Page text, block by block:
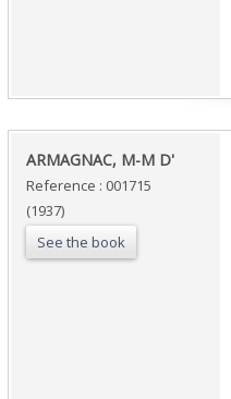
‎ARMAGNAC, M-M D'‎
Reference : 001715
(1937)
See the book